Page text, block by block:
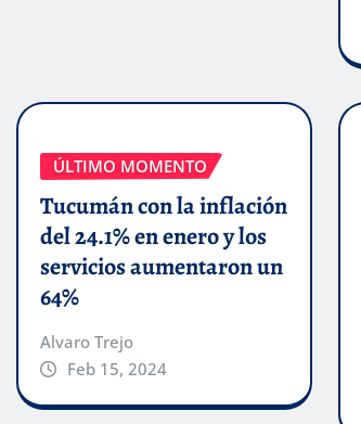
ÚLTIMO MOMENTO
Tucumán con la inflación
del 24.1% en enero y los
servicios aumentaron un
64%
Alvaro Trejo
Feb 15, 2024